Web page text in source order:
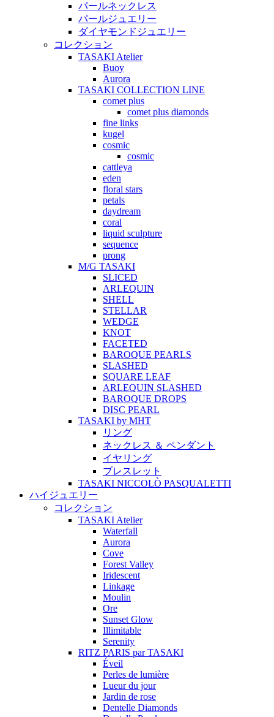
パールネックレス
パールジュエリー
ダイヤモンドジュエリー
コレクション
TASAKI Atelier
Buoy
Aurora
TASAKI COLLECTION LINE
comet plus
comet plus diamonds
fine links
kugel
cosmic
cosmic
cattleya
eden
floral stars
petals
daydream
coral
liquid sculpture
sequence
prong
M/G TASAKI
SLICED
ARLEQUIN
SHELL
STELLAR
WEDGE
KNOT
FACETED
BAROQUE PEARLS
SLASHED
SQUARE LEAF
ARLEQUIN SLASHED
BAROQUE DROPS
DISC PEARL
TASAKI by MHT
リング
ネックレス ＆ ペンダント
イヤリング
ブレスレット
TASAKI NICCOLÒ PASQUALETTI
ハイジュエリー
コレクション
TASAKI Atelier
Waterfall
Aurora
Cove
Forest Valley
Iridescent
Linkage
Moulin
Ore
Sunset Glow
Illimitable
Serenity
RITZ PARIS par TASAKI
Éveil
Perles de lumière
Lueur du jour
Jardin de rose
Dentelle Diamonds